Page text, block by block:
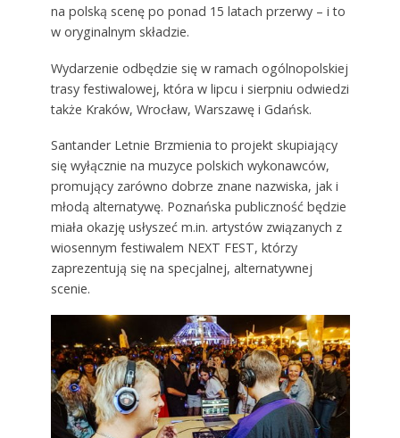
na polską scenę po ponad 15 latach przerwy – i to
w oryginalnym składzie.
Wydarzenie odbędzie się w ramach ogólnopolskiej
trasy festiwalowej, która w lipcu i sierpniu odwiedzi
także Kraków, Wrocław, Warszawę i Gdańsk.
Santander Letnie Brzmienia to projekt skupiający
się wyłącznie na muzyce polskich wykonawców,
promujący zarówno dobrze znane nazwiska, jak i
młodą alternatywę. Poznańska publiczność będzie
miała okazję usłyszeć m.in. artystów związanych z
wiosennym festiwalem NEXT FEST, którzy
zaprezentują się na specjalnej, alternatywnej
scenie.